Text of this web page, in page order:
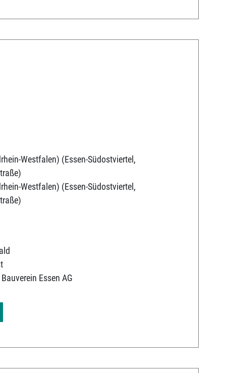
Westfalen) (Essen-Südostviertel,
Westfalen) (Essen-Südostviertel,
Essen AG